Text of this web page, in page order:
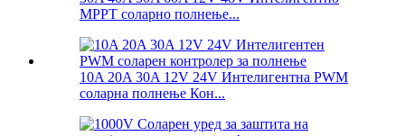
MPPT соларно полнење...
10A 20A 30A 12V 24V Интелигентна PWM
соларна полнење Кон...